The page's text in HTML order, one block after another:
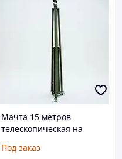
Мачта 15 метров
телескопическая на
комплектація
Под заказ